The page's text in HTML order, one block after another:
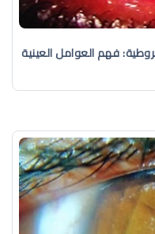
فهم العوامل العينية